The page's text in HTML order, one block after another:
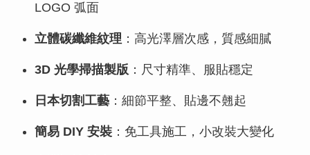
LOGO 弧面
立體碳纖維紋理 ：高光澤層次感，質感細膩
3D 光學掃描製版 ：尺寸精準、服貼穩定
日本切割工藝 ：細節平整、貼邊不翹起
簡易 DIY 安裝 ：免工具施工，小改裝大變化